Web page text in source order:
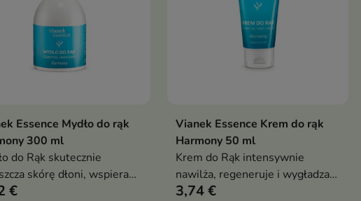
Dodaj do koszyka
Essence Mydło do rąk
300 ml
do Rąk skutecznie
skórę dłoni, wspiera
i ochronę przed
€
Dodaj do koszyka
Vianek Essence Krem do rąk
Harmony 50 ml
Krem do Rąk intensywnie
nawilża, regeneruje i wygładza
skórę dłoni, pomagając
3,74 €